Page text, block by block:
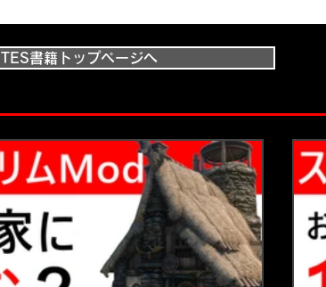
TES書籍トップページへ